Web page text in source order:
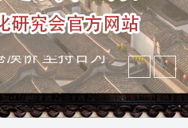
精神 介绍民族
澳侨 坚持古为